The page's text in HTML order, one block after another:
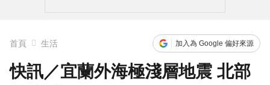
首頁 生活 加入為 Google 偏好來源
快訊／宜蘭外海極淺層地震 北部